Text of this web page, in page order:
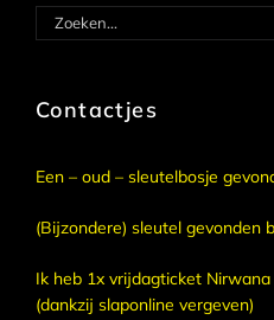
Zoeken
naar:
Contactjes
Een – oud –
(Bijzondere) sleutel gevonden
Ik heb 1x vrijdagticket
(dankzij slaponline vergeven)